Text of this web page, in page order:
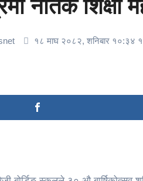
नैतिक शिक्षा
१८ माघ २०८२, शनिबार १०:३४